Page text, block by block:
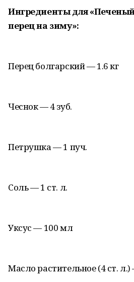
Ингредиенты для
перец на зиму»:
Перец болгарский — 1.6 кг
Чеснок — 4 зуб.
Петрушка — 1 пуч.
Соль — 1 ст. л.
Уксус — 100 мл
Масло растительное (4 ст.